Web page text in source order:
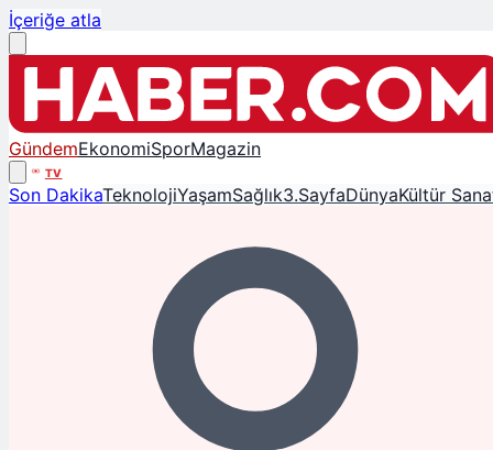
İçeriğe atla
GündemEkonomiSporMagazin
TV
Son DakikaTeknolojiYaşamSağlık3.SayfaDünyaKültür